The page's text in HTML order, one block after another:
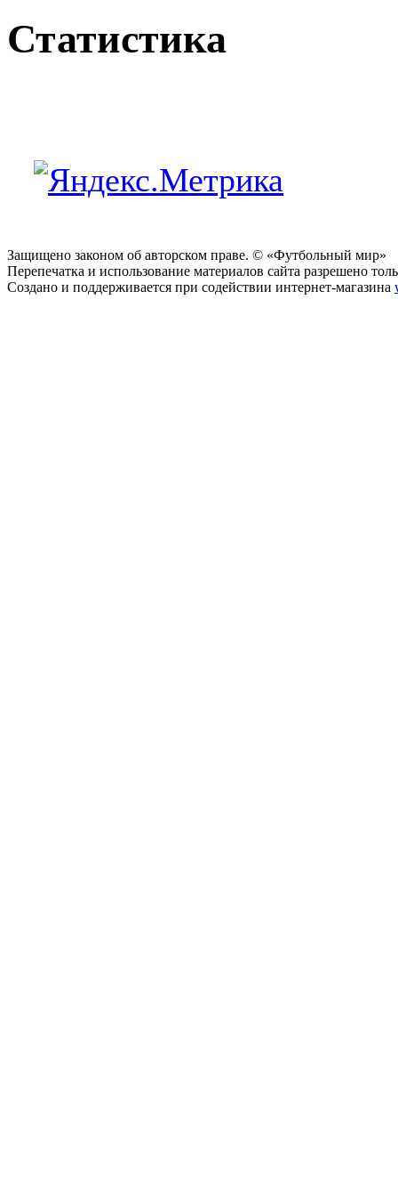
Статистика
Защищено законом об авторском праве. © «Футбольный мир»
Перепечатка и использование материалов сайта разрешено
Создано и поддерживается при содействии интернет-магазина